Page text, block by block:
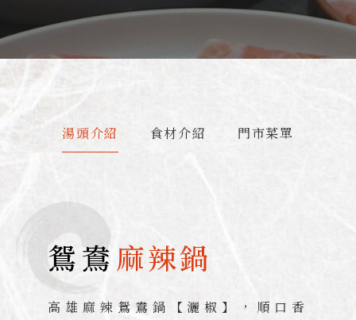
湯頭介紹 食材介紹 門市菜單
鴛鴦麻辣鍋
高雄麻辣鴛鴦鍋【灑椒】，順口香